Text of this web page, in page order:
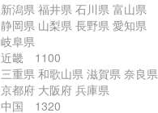
新潟県 福井県 石川県 富山県
静岡県 山梨県 長野県 愛知県
岐阜県
近畿 1100
三重県 和歌山県 滋賀県 奈良県
京都府 大阪府 兵庫県
中国 1320